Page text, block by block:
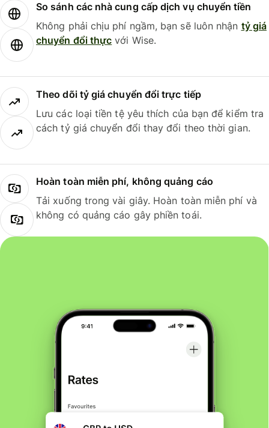
So sánh các nhà cung cấp dịch vụ chuyển tiền
Không phải chịu phí ngầm, bạn sẽ luôn nhận tỷ giá
chuyển đổi thực với Wise.
Theo dõi tỷ giá chuyển đổi trực tiếp
Lưu các loại tiền tệ yêu thích của bạn để kiểm tra
cách tỷ giá chuyển đổi thay đổi theo thời gian.
Hoàn toàn miễn phí, không quảng cáo
Tải xuống trong vài giây. Hoàn toàn miễn phí và
không có quảng cáo gây phiền toái.